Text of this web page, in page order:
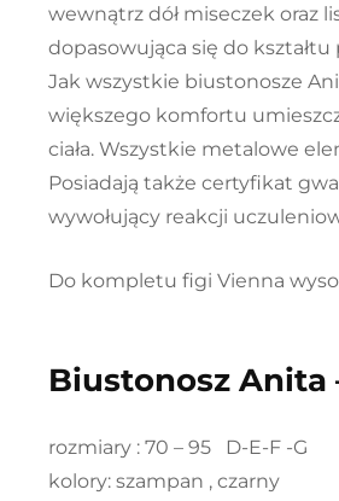
wewnątrz dół miseczek oraz
dopasowująca się do
Jak wszystkie biustonosze
większego komfortu
ciała. Wszystkie metalowe
Posiadają także certyfikat
wywołujący reakcji
Do kompletu figi Vienna
Biustonosz Anita
rozmiary : 70 – 95 D-E-F -G
kolory: szampan , czarny